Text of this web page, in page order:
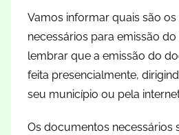
Vamos informar quais são
necessários para emissão
lembrar que a emissão do
feita presencialmente,
seu município ou pela
Os documentos necessários